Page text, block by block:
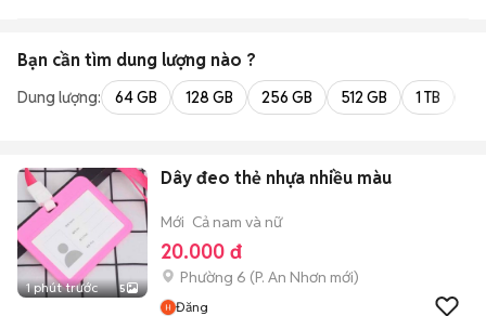
Bạn cần tìm dung lượng nào ?
Dung lượng: 64 GB 128 GB 256 GB 512 GB 1 TB
1 phút trước 5
Dây đeo thẻ nhựa nhiều màu
Mới Cả nam và nữ
20.000 đ
Phường 6 (P. An Nhơn mới)
Đăng